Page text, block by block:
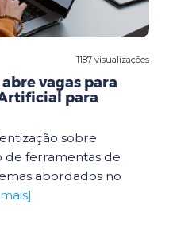
1187 visualizações
vagas para
para
sobre
de ferramentas de
abordados no